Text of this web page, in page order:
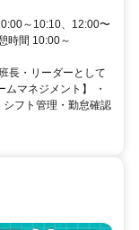
～10:10、12:00〜
時間 10:00～
長・リーダーとして
マネジメント】 ・
フト管理・勤怠確認